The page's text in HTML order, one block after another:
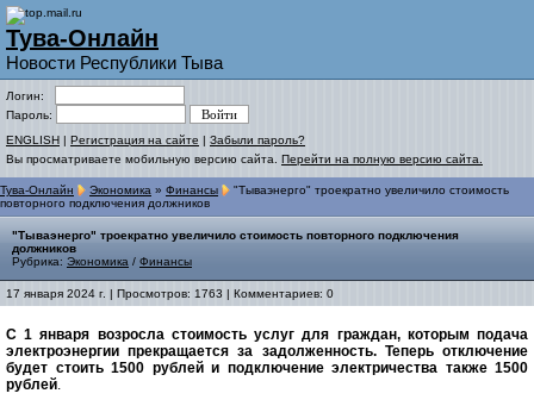
Тува-Онлайн
Новости Республики Тыва
Логин:
Пароль:
ENGLISH | Регистрация на сайте | Забыли пароль?
Вы просматриваете мобильную версию сайта. Перейти на полную версию сайта.
Тува-Онлайн Экономика » Финансы
"Тываэнерго" троекратно увеличило стоимость
повторного подключения должников
"Тываэнерго" троекратно увеличило стоимость повторного подключения
должников
Рубрика: Экономика / Финансы
17 января 2024 г. | Просмотров: 1763 | Комментариев: 0
С 1 января возросла стоимость услуг для граждан, которым подача
электроэнергии прекращается за задолженность. Теперь отключение
будет стоить 1500 рублей и подключение электричества также 1500
рублей.